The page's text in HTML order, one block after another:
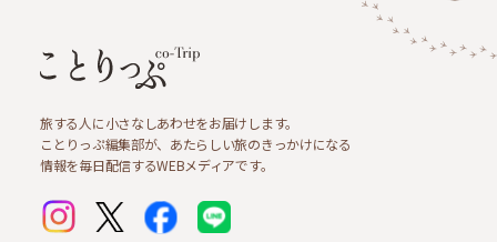
旅する人に小さなしあわせをお届けします。
ことりっぷ編集部が、あたらしい旅のきっかけになる
情報を毎日配信するWEBメディアです。